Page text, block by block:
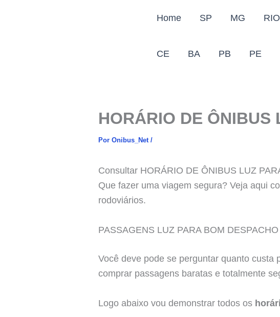
Home SP MG RIO
CE BA PB PE
HORÁRIO DE ÔNIBUS
Por Onibus_Net /
Consultar HORÁRIO DE ÔNIBUS LUZ
Que fazer uma viagem segura? Veja aqui
rodoviários.
PASSAGENS LUZ PARA BOM DESPACHO
Você deve pode se perguntar quanto custa
comprar passagens baratas e totalmente
Logo abaixo vou demonstrar todos os